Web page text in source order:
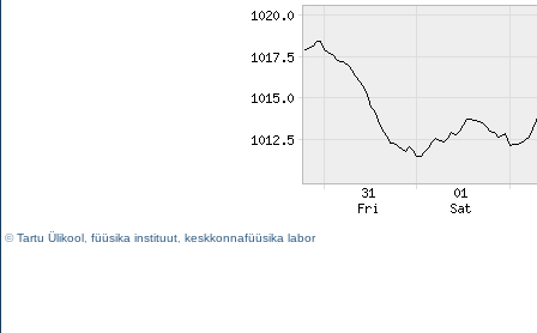
©Tartu Ülikool füüsika instituut keskkonnafüüsika labor